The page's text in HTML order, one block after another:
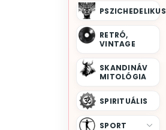
Fekete Özvegy
Fekete Párduc
Flash
Frédi És Béni
Gyűrűk Ura
Harry Potter
PSZICHEDELIKUS
RETRÓ,
VINTAGE
SKANDINÁV
MITOLÓGIA
SPIRITUÁLIS
SPORT